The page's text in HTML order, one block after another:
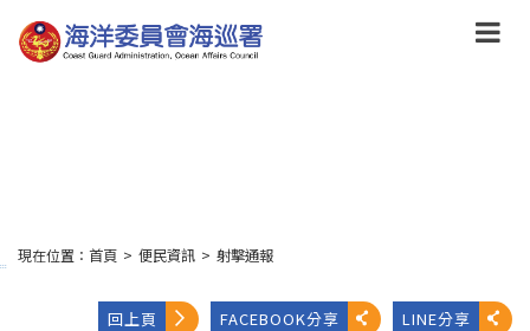
到
主
:::
現在位置： 首頁 > 便民資訊 > 射擊通報
回上頁 FACEBOOK分享 LINE分享